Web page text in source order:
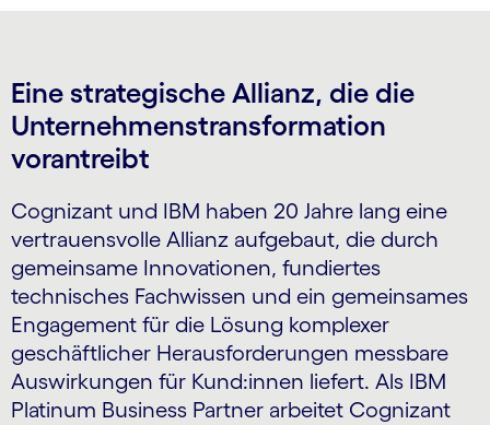
Eine strategische Allianz, die die
Unternehmenstransformation
vorantreibt
Cognizant und IBM haben 20 Jahre lang eine
vertrauensvolle Allianz aufgebaut, die durch
gemeinsame Innovationen, fundiertes
technisches Fachwissen und ein gemeinsames
Engagement für die Lösung komplexer
geschäftlicher Herausforderungen messbare
Auswirkungen für Kund:innen liefert. Als IBM
Platinum Business Partner arbeitet Cognizant